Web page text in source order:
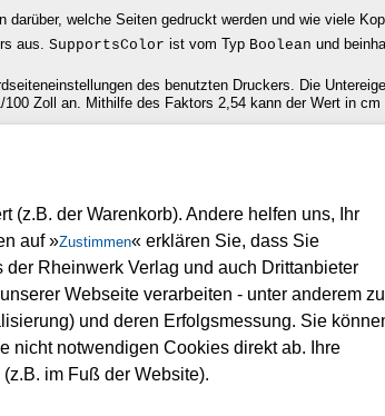
(z.B. der Warenkorb). Andere helfen uns, Ihr
auf »Zustimmen« erklären Sie, dass Sie
Rheinwerk Verlag und auch Drittanbieter
Webseite verarbeiten - unter anderem
und deren Erfolgsmessung. Sie
nicht notwendigen Cookies direkt ab. Ihre
im Fuß der Website).
darüber, welche Seiten gedruckt werden und wie viele
aus. SupportsColor ist vom Typ Boolean und
des benutzten Druckers. Die
Zoll an. Mithilfe des Faktors 2,54 kann der Wert in cm
Schreiben Sie uns gerne Ihr Feedback als E-
<top>
Verlag GmbH 2013
denselben Bestimmungen, wie die gebundene